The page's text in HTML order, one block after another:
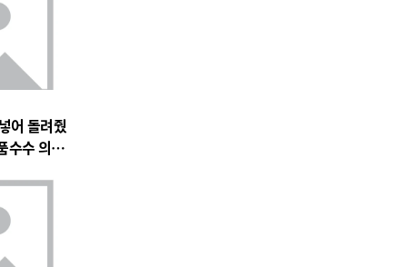
어 돌려줬
수수 의혹